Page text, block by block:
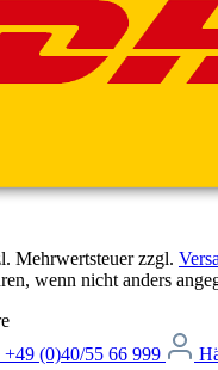
Mehrwertsteuer zzgl.
wenn nicht anders
+49 (0)40/55 66 999